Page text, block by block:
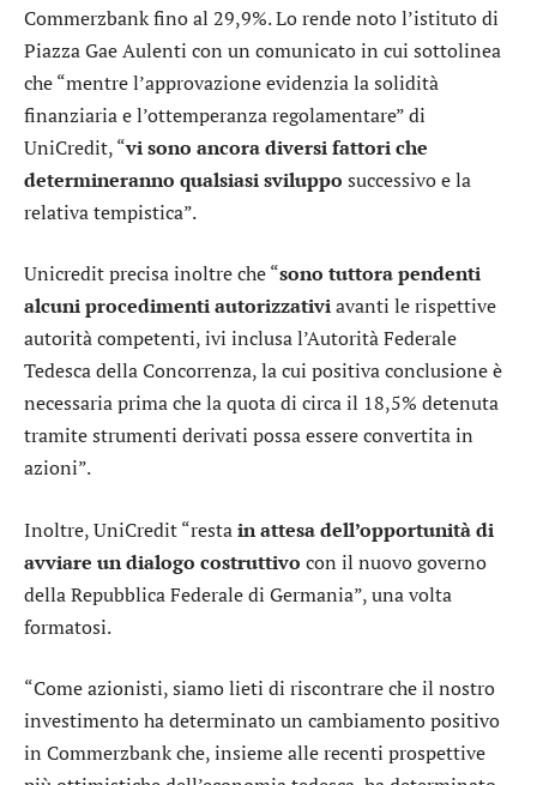
Commerzbankfino al 29,9%. Lo rende noto l’istituto di
Piazza Gae Aulenti con un comunicato in cui sottolinea
che “mentre l’approvazione evidenzia la solidità
finanziaria e l’ottemperanza regolamentare” di
UniCredit, “vi sono ancora diversi fattori che
determineranno qualsiasi sviluppo successivo e la
relativa tempistica”.
Unicredit precisa inoltre che “sono tuttora pendenti
alcuni procedimenti autorizzativiavanti le rispettive
autorità competenti, ivi inclusa l’Autorità Federale
Tedesca della Concorrenza, la cui positiva conclusione è
necessaria prima che la quota di circa il 18,5% detenuta
tramite strumenti derivati possa essere convertita in
azioni”.
Inoltre, UniCredit “restain attesa dell’opportunità di
avviare un dialogo costruttivo con il nuovo governo
della Repubblica Federale di Germania”, una volta
formatosi.
“Come azionisti, siamo lieti di riscontrare che il nostro
investimento ha determinato un cambiamento positivo
in Commerzbank che, insieme alle recenti prospettive